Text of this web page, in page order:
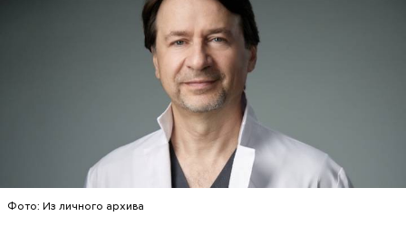
Фото: Из личного архива
Спагетти из кабачков
Терапевт Кондрахин назвал
продукты и напитки, которые
выводят токсины из организма
Ранние плоды, по словам врача, лучше не есть:
Чистит сосуды и защищает от
рака: чем полезен кресс-салат